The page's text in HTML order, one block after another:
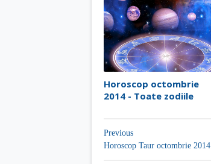
Horoscop octombrie
2014 - Toate zodiile
Previous
Horoscop Taur octombrie 2014